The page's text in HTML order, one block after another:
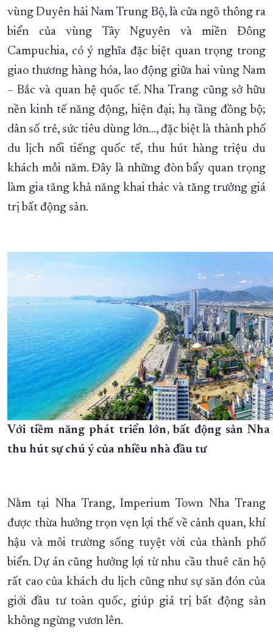
vùng Duyên hải Nam Trung Bộ, là cửa ngõ thông ra
biển của vùng Tây Nguyên và miền Đông
Campuchia, có ý nghĩa đặc biệt quan trọng trong
giao thương hàng hóa, lao động giữa hai vùng Nam
– Bắc và quan hệ quốc tế. Nha Trang cũng sở hữu
nền kinh tế năng động, hiện đại; hạ tầng đồng bộ;
dân số trẻ, sức tiêu dùng lớn…, đặc biệt là thành phố
du lịch nổi tiếng quốc tế, thu hút hàng triệu du
khách mỗi năm. Đây là những đòn bẩy quan trọng
làm gia tăng khả năng khai thác và tăng trưởng giá
trị bất động sản.
Với tiềm năng phát triển lớn, bất động sản Nha
thu hút sự chú ý của nhiều nhà đầu tư
Nằm tại Nha Trang, Imperium Town Nha Trang
được thừa hưởng trọn vẹn lợi thế về cảnh quan, khí
hậu và môi trường sống tuyệt vời của thành phố
biển. Dự án cũng hưởng lợi từ nhu cầu thuê căn hộ
rất cao của khách du lịch cũng như sự săn đón của
giới đầu tư toàn quốc, giúp giá trị bất động sản
không ngừng vươn lên.